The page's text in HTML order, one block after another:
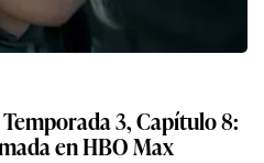
3, Capítulo 8:
en HBO Max